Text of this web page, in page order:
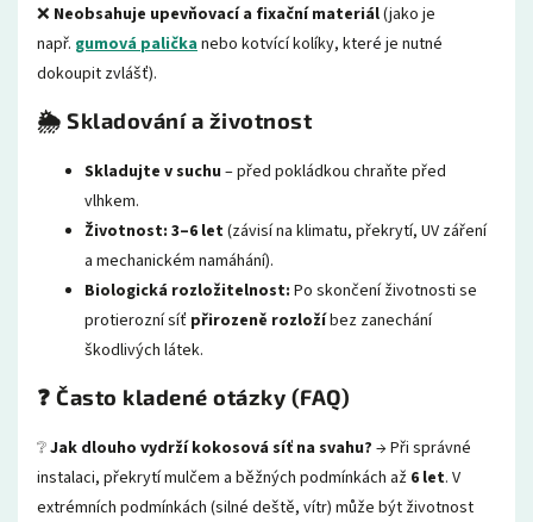
❌ Neobsahuje upevňovací a fixační materiál(jako je
např. gumová palička nebo kotvící kolíky, které je nutné
dokoupit zvlášť).
🌦️ Skladování a životnost
Skladujte v suchu – před pokládkou chraňte před
vlhkem.
Životnost: 3–6 let(závisí na klimatu, překrytí, UV záření
a mechanickém namáhání).
Biologická rozložitelnost: Po skončení životnosti se
protierozní síť přirozeně rozložíbez zanechání
škodlivých látek.
❓ Často kladené otázky (FAQ)
❔Jak dlouho vydrží kokosová síť na svahu? → Při správné
instalaci, překrytí mulčem a běžných podmínkách až 6 let. V
extrémních podmínkách (silné deště, vítr) může být životnost